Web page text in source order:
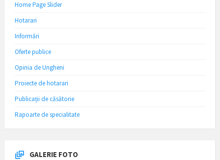
Home Page Slider
Hotarari
Informări
Oferte publice
Opinia de Ungheni
Proiecte de hotarari
Publicații de căsătorie
Rapoarte de specialitate
GALERIE FOTO